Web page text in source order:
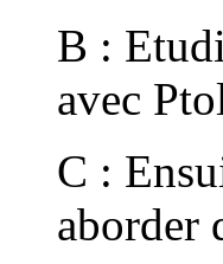
B :
avec
C :
aborder